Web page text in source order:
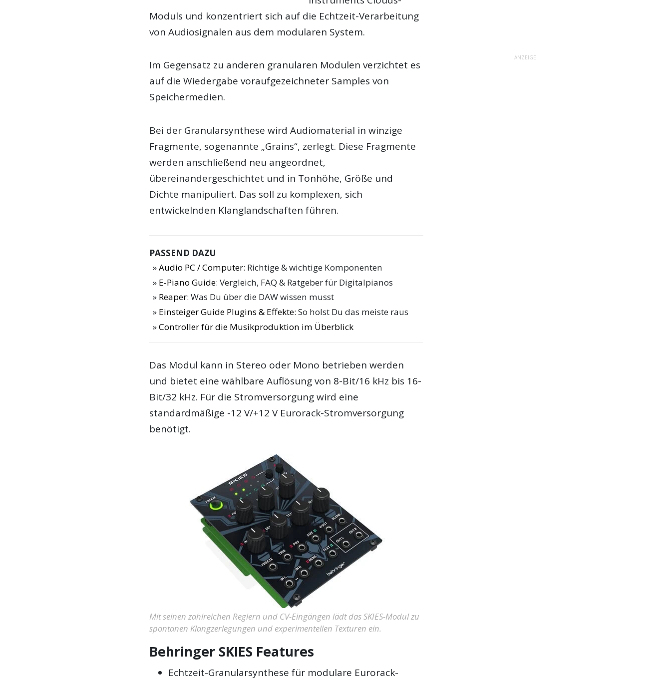
Moduls und konzentriert sich auf die Echtzeit-Verarbeitung
von Audiosignalen aus dem modularen System.
Im Gegensatz zu anderen granularen Modulen verzichtet es
auf die Wiedergabe voraufgezeichneter Samples von
Speichermedien.
Bei der Granularsynthese wird Audiomaterial in winzige
Fragmente, sogenannte „Grains“, zerlegt. Diese Fragmente
werden anschließend neu angeordnet,
übereinandergeschichtet und in Tonhöhe, Größe und
Dichte manipuliert. Das soll zu komplexen, sich
entwickelnden Klanglandschaften führen.
PASSEND DAZU
Audio PC / Computer: Richtige & wichtige Komponenten
E-Piano Guide: Vergleich, FAQ & Ratgeber für Digitalpianos
Reaper: Was Du über die DAW wissen musst
Einsteiger Guide Plugins & Effekte: So holst Du das meiste raus
Controller für die Musikproduktion im Überblick
Das Modul kann in Stereo oder Mono betrieben werden
und bietet eine wählbare Auflösung von 8-Bit/16 kHz bis 16-
Bit/32 kHz. Für die Stromversorgung wird eine
standardmäßige -12 V/+12 V Eurorack-Stromversorgung
benötigt.
Mit seinen zahlreichen Reglern und CV-Eingängen lädt das SKIES-Modul zu
spontanen Klangzerlegungen und experimentellen Texturen ein.
Behringer SKIES Features
Echtzeit-Granularsynthese für modulare Eurorack-
ANZEIGE